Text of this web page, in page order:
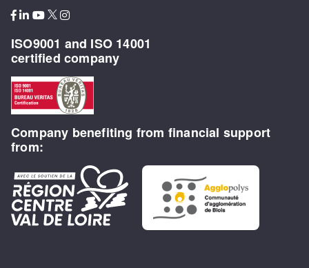
ISO9001 and ISO 14001
certified company
Company benefiting from financial support
from: